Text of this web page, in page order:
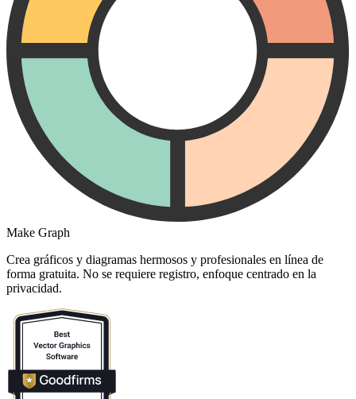
Make Graph
Crea gráficos y diagramas hermosos y profesionales en línea de
forma gratuita. No se requiere registro, enfoque centrado en la
privacidad.